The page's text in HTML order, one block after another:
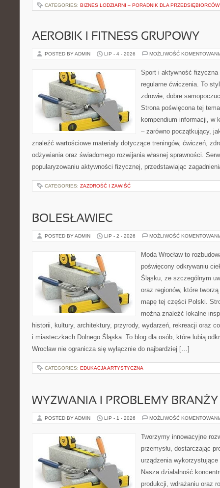
CATEGORIES: BIZNES LODZIARNI – PORADNIK DLA PRZEDSIĘBIORCÓW
AEROBIK I FITNESS GRUPOWY
POSTED BY ADMIN LIP - 4 - 2026 MOŻLIWOŚĆ
Sport i aktywność
regularne ćwiczenia. To
zdrowie, dobre
Strona poświęcona tej
kompendium informacji, w
– zarówno początkujący,
znaleźć wartościowe materiały dotyczące treningów, ćwiczeń,
odżywiania oraz świadomego rozwijania własnej sprawności.
popularyzowaniu aktywności fizycznej, przedstawiając
CATEGORIES: ZAZDROŚĆ I ZAWIŚĆ
BOLESŁAWIEC
POSTED BY ADMIN LIP - 2 - 2026 MOŻLIWOŚĆ
Moda Wrocław to
poświęcony odkrywaniu
Śląsku, ze szczególnym
oraz regionów, które
mapę tej części Polski.
można znaleźć lokalne
historii, kultury, architektury, przyrody, wydarzeń, rekreacji oraz
i miasteczkach Dolnego Śląska. To blog dla osób, które lubią
Wrocław nie ogranicza się wyłącznie do najbardziej […]
CATEGORIES: EDUKACJA ARTYSTYCZNA
WYZWANIA I PROBLEMY BRANŻY
POSTED BY ADMIN LIP - 1 - 2026 MOŻLIWOŚĆ
Tworzymy innowacyjne
przemysłu, dostarczając
urządzenia
Nasza działalność
produkcji, wdrażaniu oraz